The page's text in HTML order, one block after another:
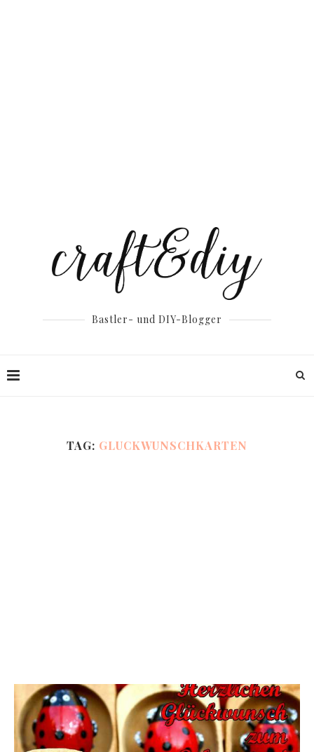
Bastler- und DIY-Blogger
TAG: GLUCKWUNSCHKARTEN